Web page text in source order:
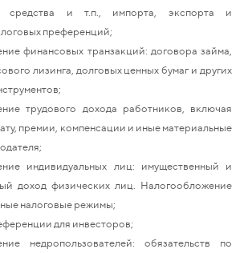
средства и т.п., импорта, экспорта и
преференций;
финансовых транзакций: договора займа,
лизинга, долговых ценных бумаг и других
трудового дохода работников, включая
премии, компенсации и иные материальные
индивидуальных лиц: имущественный и
доход физических лиц. Налогообложение
налоговые режимы;
для инвесторов;
недропользователей: обязательств по